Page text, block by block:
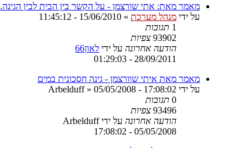
מאמר מאת: אתי שורצמן - על הקשר בין הבית לבין הגינה.
על ידי מנהל מערכת »
15/06/2010 - 11:45:12
1 תגובות
93902 צפיות
הודעה אחרונה על ידי לאון66
28/09/2011 - 01:29:03
מאמר מאת איתי שוורצמן - גינה חסכונית במים
על ידי
Arbelduff» 05/05/2008 - 17:08:02
0 תגובות
93496 צפיות
הודעה אחרונה על ידיArbelduff
05/05/2008 - 17:08:02